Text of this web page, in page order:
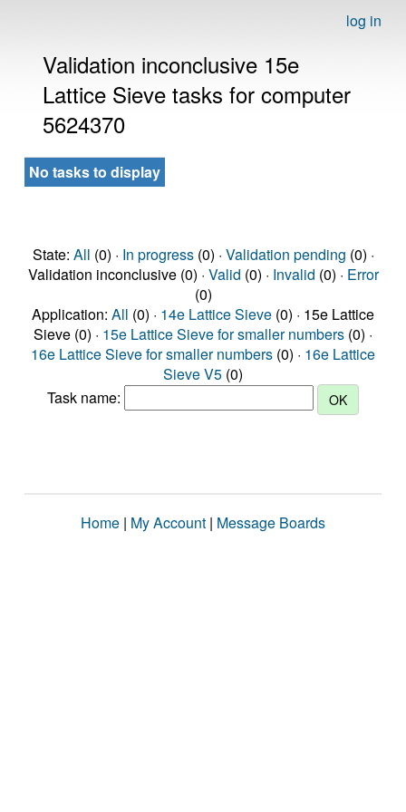
log in
Validation inconclusive 15e
Lattice Sieve tasks for computer
5624370
No tasks to display
State: All (0) · In progress(0) · Validation pending (0) ·
Validation inconclusive (0) · Valid (0) · Invalid (0) · Error
(0)
Application: All (0) · 14e Lattice Sieve (0) · 15e Lattice
Sieve (0) · 15e Lattice Sieve for smaller numbers (0) ·
16e Lattice Sieve for smaller numbers (0) · 16e Lattice
Sieve V5 (0)
Task name:
Home | My Account | Message Boards